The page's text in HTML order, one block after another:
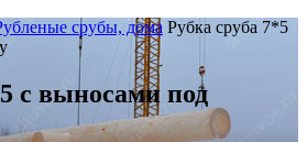
срубы, дома Рубка сруба 7*5
с выносами под